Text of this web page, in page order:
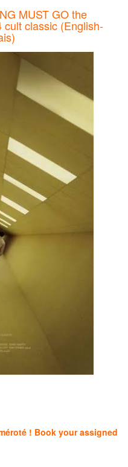
MUST GO the
classic (English-
! Book your assigned